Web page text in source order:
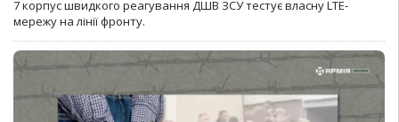
7 корпус швидкого реагування ДШВ ЗСУ тестує власну LTE-
мережу на лінії фронту.